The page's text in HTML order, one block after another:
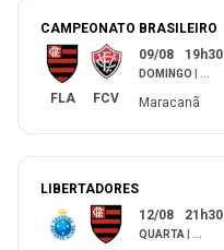
CAMPEONATO BRASILEIRO
FLA FCV
09/08 19h30
DOMINGO
Maracanã
LIBERTADORES
12/08 21h30
QUARTA